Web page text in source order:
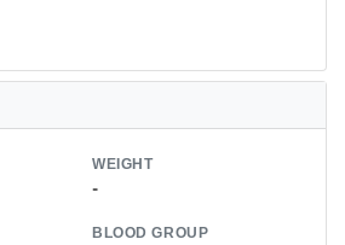
WEIGHT
-
BLOOD GROUP